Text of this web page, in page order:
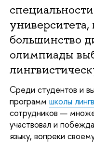
университета,
большинство
олимпиады
Среди студентов и
программ школы
сотрудников —
участвовал и
языку, вопреки